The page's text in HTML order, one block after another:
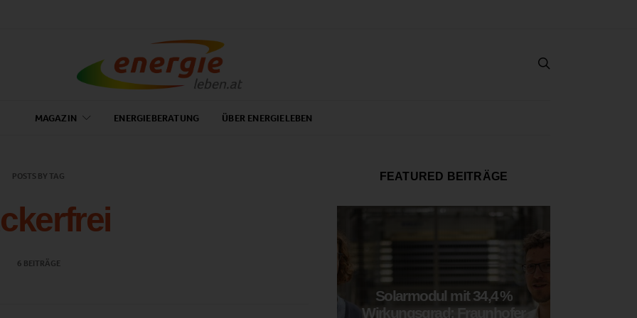
MAGAZIN ENERGIEBERATUNG ÜBER ENERGIELEBEN
POSTS BY TAG
6 BEITRÄGE
FEATURED BEITRÄGE
Solarmodul mit 34,4 %
Wirkungsgrad: Fraunhofer